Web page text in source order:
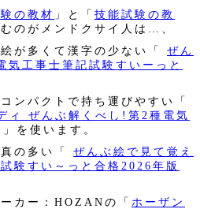
の教材 」と「 技能試験の教
のがメンドクサイ人は…、
が多くて漢字の少ない「
ぜん
気工事士筆記試験すいーっと
ンパクトで持ち運びやすい「
ィ ぜんぶ解くべし!第2種電気
」を使います。
の多い「
ぜんぶ絵で見て覚え
験すい～っと合格2026年版
カー：HOZANの「 ホーザン